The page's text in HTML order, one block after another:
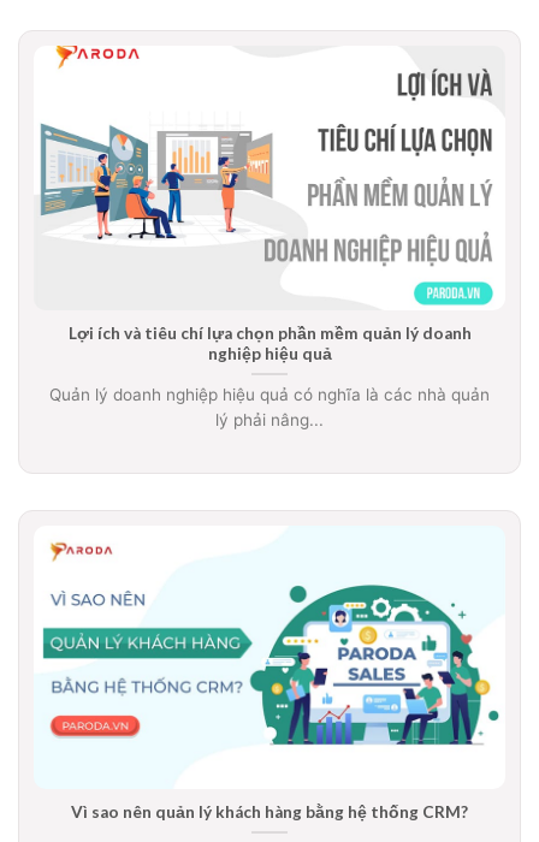
Lợi ích và tiêu chí lựa chọn phần mềm quản lý doanh
nghiệp hiệu quả
Quản lý doanh nghiệp hiệu quả có nghĩa là các nhà quản
lý phải nâng...
Vì sao nên quản lý khách hàng bằng hệ thống CRM?